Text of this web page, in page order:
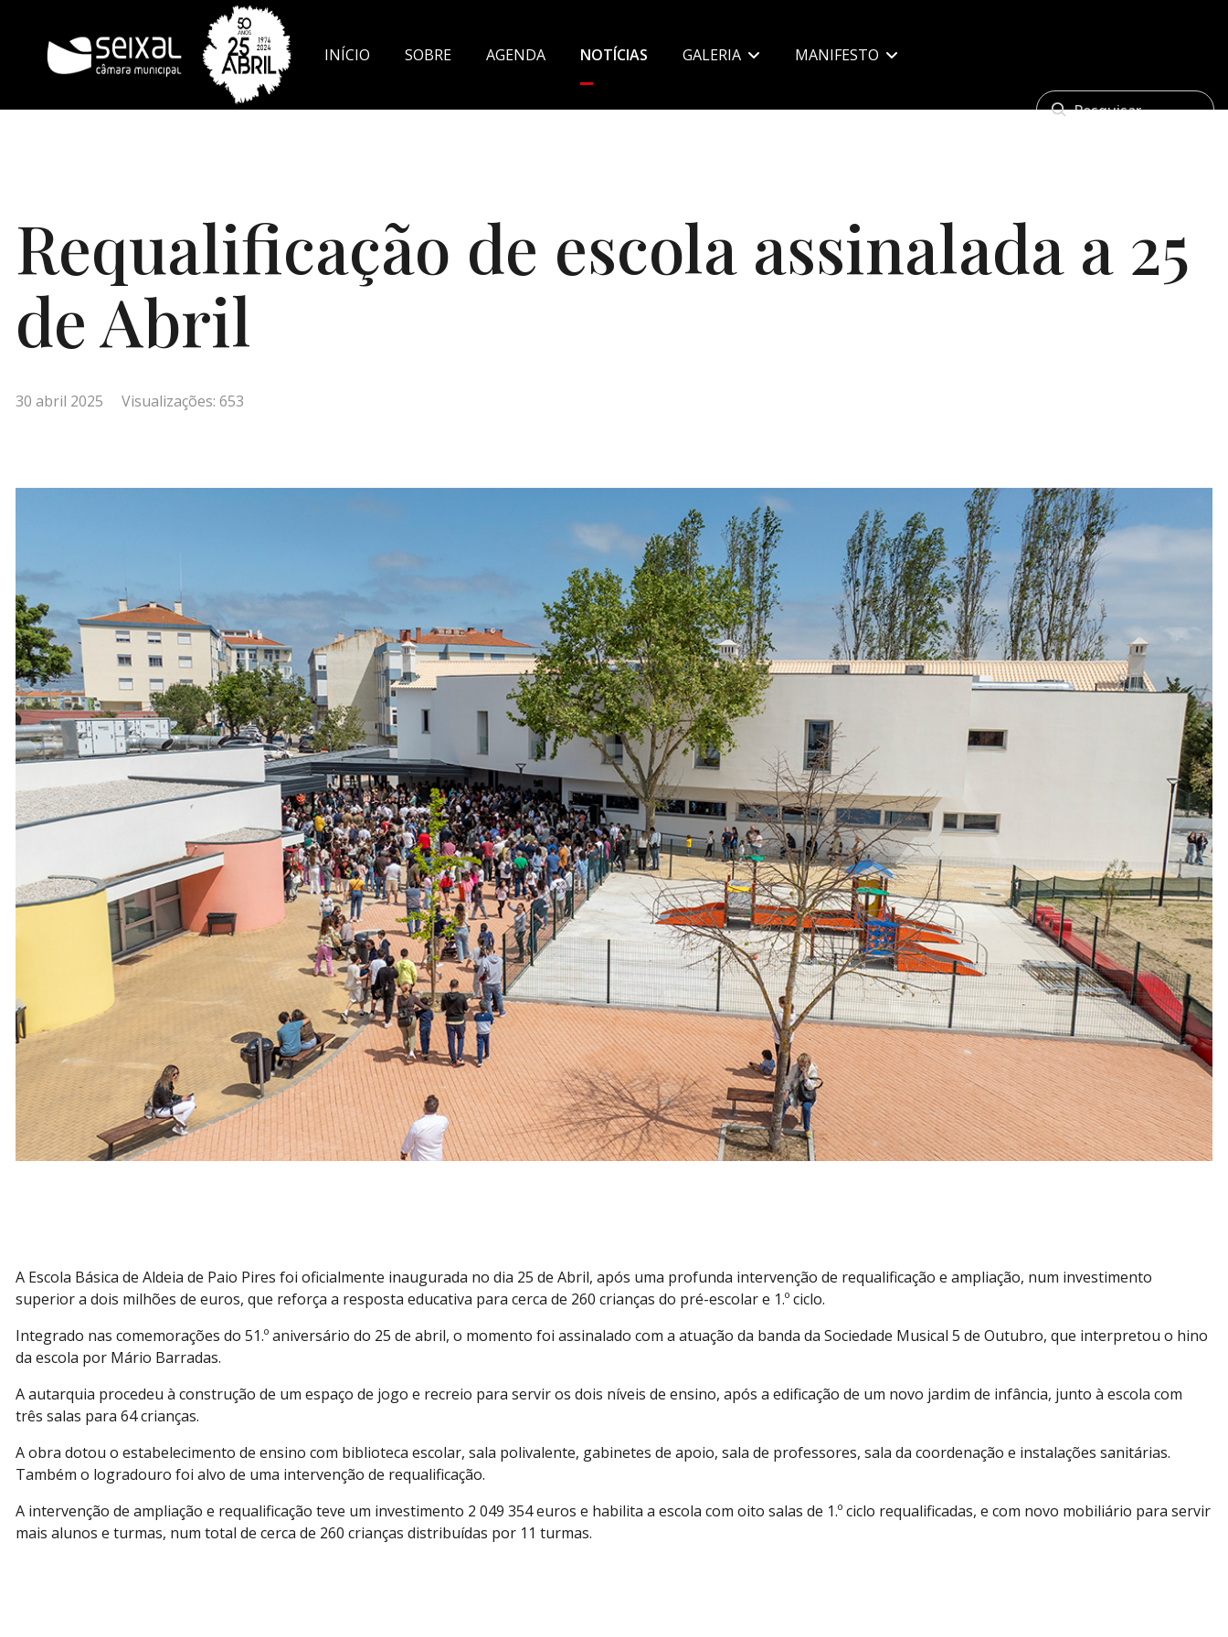
INÍCIO SOBRE AGENDA NOTÍCIAS GALERIA MANIFESTO
Requalificação de escola assinalada a 25
de Abril
30 abril 2025 Visualizações: 653
A Escola Básica de Aldeia de Paio Pires foi oficialmente inaugurada no dia 25 de Abril, após uma profunda intervenção de requalificação e ampliação, num investimento
superior a dois milhões de euros, que reforça a resposta educativa para cerca de 260 crianças do pré-escolar e 1.º ciclo.
Integrado nas comemorações do 51.º aniversário do 25 de abril, o momento foi assinalado com a atuação da banda da Sociedade Musical 5 de Outubro, que interpretou o hino
da escola por Mário Barradas.
A autarquia procedeu à construção de um espaço de jogo e recreio para servir os dois níveis de ensino, após a edificação de um novo jardim de infância, junto à escola com
três salas para 64 crianças.
A obra dotou o estabelecimento de ensino com biblioteca escolar, sala polivalente, gabinetes de apoio, sala de professores, sala da coordenação e instalações sanitárias.
Também o logradouro foi alvo de uma intervenção de requalificação.
A intervenção de ampliação e requalificação teve um investimento 2 049 354 euros e habilita a escola com oito salas de 1.º ciclo requalificadas, e com novo mobiliário para servir
mais alunos e turmas, num total de cerca de 260 crianças distribuídas por 11 turmas.